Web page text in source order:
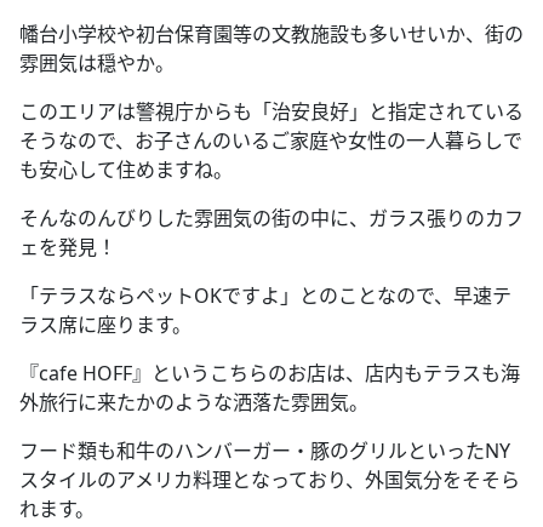
幡台小学校や初台保育園等の文教施設も多いせいか、街の
雰囲気は穏やか。
このエリアは警視庁からも「治安良好」と指定されている
そうなので、お子さんのいるご家庭や女性の一人暮らしで
も安心して住めますね。
そんなのんびりした雰囲気の街の中に、ガラス張りのカフ
ェを発見！
「テラスならペットOKですよ」とのことなので、早速テ
ラス席に座ります。
『cafe HOFF』というこちらのお店は、店内もテラスも海
外旅行に来たかのような洒落た雰囲気。
フード類も和牛のハンバーガー・豚のグリルといったNY
スタイルのアメリカ料理となっており、外国気分をそそら
れます。